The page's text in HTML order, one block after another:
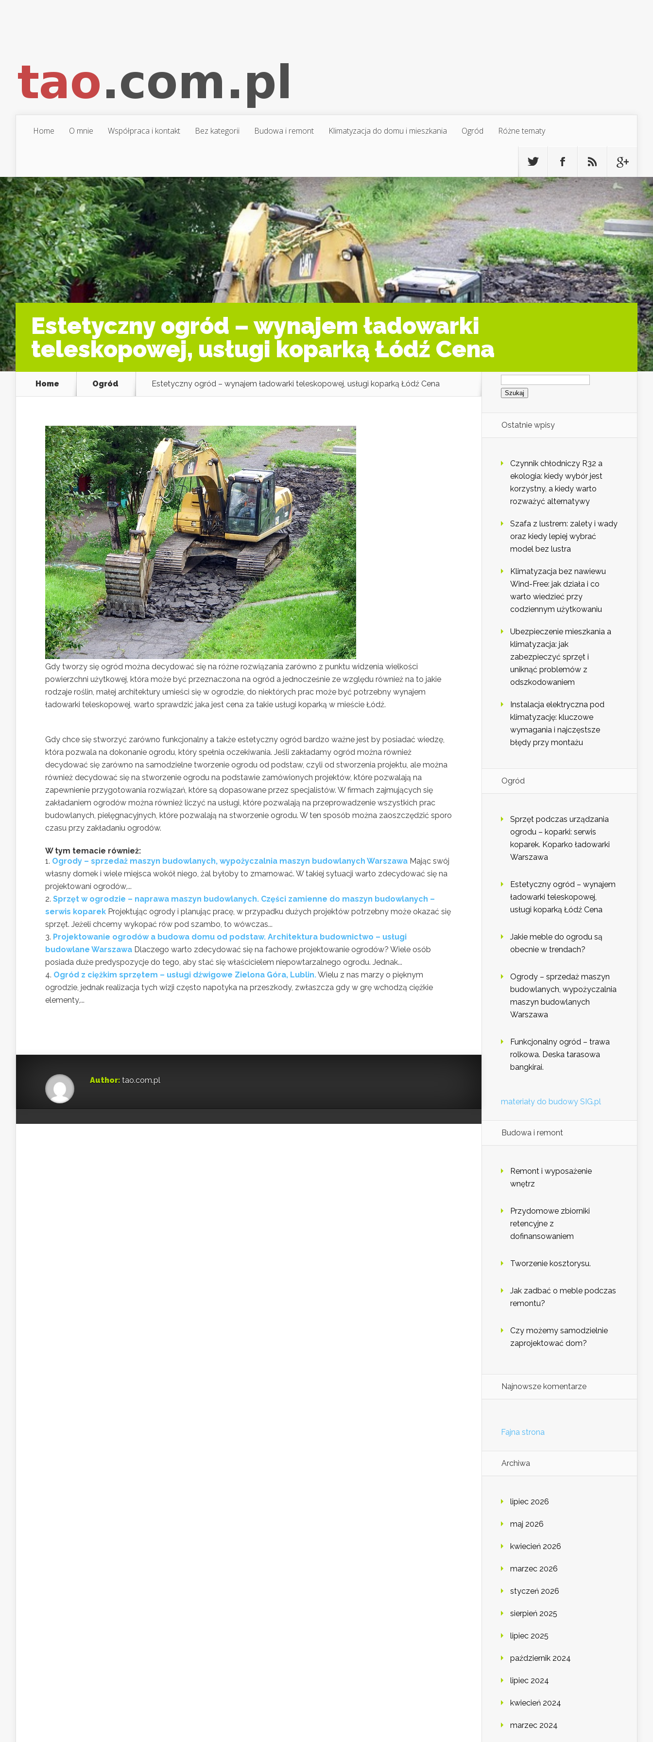
Home O mnie Współpraca i kontakt Bez kategorii Budowa i remont Klimatyzacja do domu i mieszkania Ogród Różne tematy
Estetyczny ogród – wynajem ładowarki
teleskopowej, usługi koparką Łódź Cena
Home Ogród Estetyczny ogród – wynajem ładowarki teleskopowej, usługi koparką Łódź Cena
Gdy tworzy się ogród można decydować się na różne rozwiązania zarówno z punktu widzenia wielkości
powierzchni użytkowej, która może być przeznaczona na ogród a jednocześnie ze względu również na to jakie
rodzaje roślin, małej architektury umieści się w ogrodzie, do niektórych prac może być potrzebny wynajem
ładowarki teleskopowej, warto sprawdzić jaka jest cena za takie usługi koparką w mieście Łódź.
Gdy chce się stworzyć zarówno funkcjonalny a także estetyczny ogród bardzo ważne jest by posiadać wiedzę,
która pozwala na dokonanie ogrodu, który spełnia oczekiwania. Jeśli zakładamy ogród można również
decydować się zarówno na samodzielne tworzenie ogrodu od podstaw, czyli od stworzenia projektu, ale można
również decydować się na stworzenie ogrodu na podstawie zamówionych projektów, które pozwalają na
zapewnienie przygotowania rozwiązań, które są dopasowane przez specjalistów. W firmach zajmujących się
zakładaniem ogrodów można również liczyć na usługi, które pozwalają na przeprowadzenie wszystkich prac
budowlanych, pielęgnacyjnych, które pozwalają na stworzenie ogrodu. W ten sposób można zaoszczędzić sporo
czasu przy zakładaniu ogrodów.
W tym temacie również:
Ogrody – sprzedaż maszyn budowlanych, wypożyczalnia maszyn budowlanych Warszawa Mając swój
własny domek i wiele miejsca wokół niego, żal byłoby to zmarnować. W takiej sytuacji warto zdecydować się na
projektowani ogrodów,...
Sprzęt w ogrodzie – naprawa maszyn budowlanych. Części zamienne do maszyn budowlanych –
serwis koparek Projektując ogrody i planując pracę, w przypadku dużych projektów potrzebny może okazać się
sprzęt. Jeżeli chcemy wykopać rów pod szambo, to wówczas...
Projektowanie ogrodów a budowa domu od podstaw. Architektura budownictwo – usługi
budowlane Warszawa Dlaczego warto zdecydować się na fachowe projektowanie ogrodów? Wiele osób
posiada duże predyspozycje do tego, aby stać się właścicielem niepowtarzalnego ogrodu. Jednak...
Ogród z ciężkim sprzętem – usługi dźwigowe Zielona Góra, Lublin.Wielu z nas marzy o pięknym
ogrodzie, jednak realizacja tych wizji często napotyka na przeszkody, zwłaszcza gdy w grę wchodzą ciężkie
elementy,...
Author: tao.com.pl
Szukaj:
Ostatnie wpisy
Czynnik chłodniczy R32 a
ekologia: kiedy wybór jest
korzystny, a kiedy warto
rozważyć alternatywy
Szafa z lustrem: zalety i wady
oraz kiedy lepiej wybrać
model bez lustra
Klimatyzacja bez nawiewu
Wind-Free: jak działa i co
warto wiedzieć przy
codziennym użytkowaniu
Ubezpieczenie mieszkania a
klimatyzacja: jak
zabezpieczyć sprzęt i
uniknąć problemów z
odszkodowaniem
Instalacja elektryczna pod
klimatyzację: kluczowe
wymagania i najczęstsze
błędy przy montażu
Ogród
Sprzęt podczas urządzania
ogrodu – koparki: serwis
koparek. Koparko ładowarki
Warszawa
Estetyczny ogród – wynajem
ładowarki teleskopowej,
usługi koparką Łódź Cena
Jakie meble do ogrodu są
obecnie w trendach?
Ogrody – sprzedaż maszyn
budowlanych, wypożyczalnia
maszyn budowlanych
Warszawa
Funkcjonalny ogród – trawa
rolkowa. Deska tarasowa
bangkirai.
materiały do budowy SIG.pl
Budowa i remont
Remont i wyposażenie
wnętrz
Przydomowe zbiorniki
retencyjne z
dofinansowaniem
Tworzenie kosztorysu.
Jak zadbać o meble podczas
remontu?
Czy możemy samodzielnie
zaprojektować dom?
Najnowsze komentarze
Fajna strona
Archiwa
lipiec 2026
maj 2026
kwiecień 2026
marzec 2026
styczeń 2026
sierpień 2025
lipiec 2025
październik 2024
lipiec 2024
kwiecień 2024
marzec 2024